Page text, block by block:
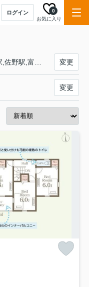
ログイン
お気に入り
0
変更
変更